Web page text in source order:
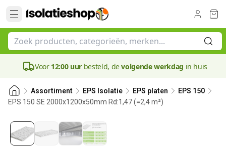
Voor 12:00 uur besteld, devolgende werkdag in huis
Assortiment EPS Isolatie EPS platen
EPS 150
EPS 150 SE 2000x1200x50mm Rd:1,47 (=2,4 m²)